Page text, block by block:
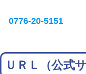
0776-20-5151
ＵＲＬ（公式